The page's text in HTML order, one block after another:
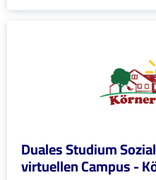
Duales Studium
virtuellen Campus -